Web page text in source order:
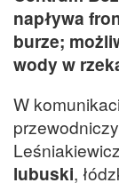
napływa
burze;
wody w
W
lubuski,